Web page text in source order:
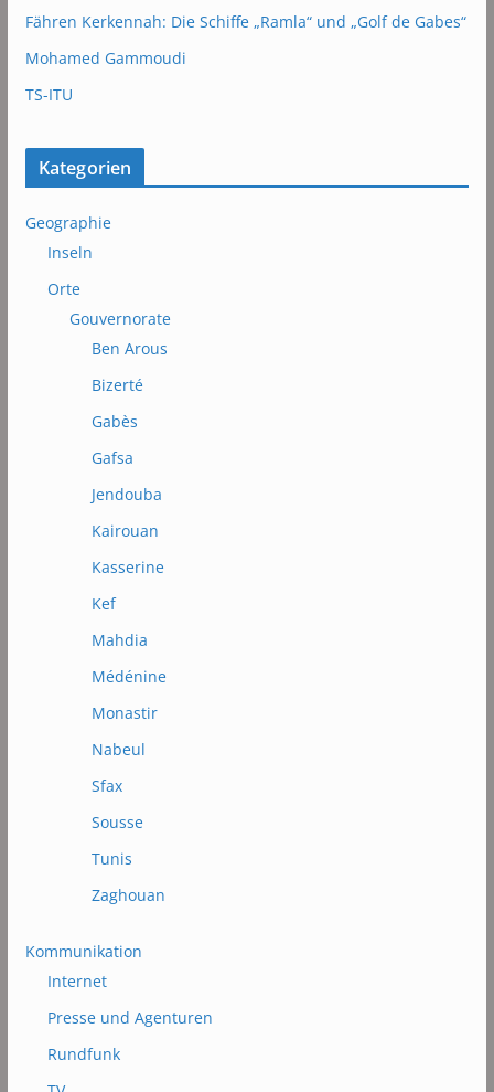
Fähren Kerkennah: Die Schiffe „Ramla“ und „Golf de Gabes“
Mohamed Gammoudi
TS-ITU
Kategorien
Geographie
Inseln
Orte
Gouvernorate
Ben Arous
Bizerté
Gabès
Gafsa
Jendouba
Kairouan
Kasserine
Kef
Mahdia
Médénine
Monastir
Nabeul
Sfax
Sousse
Tunis
Zaghouan
Kommunikation
Internet
Presse und Agenturen
Rundfunk